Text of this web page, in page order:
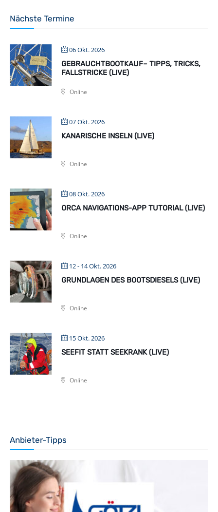
Nächste Termine
06 Okt. 2026
GEBRAUCHTBOOTKAUF– TIPPS, TRICKS,
FALLSTRICKE (LIVE)
Online
07 Okt. 2026
KANARISCHE INSELN (LIVE)
Online
08 Okt. 2026
ORCA NAVIGATIONS-APP TUTORIAL (LIVE)
Online
12 - 14 Okt. 2026
GRUNDLAGEN DES BOOTSDIESELS (LIVE)
Online
15 Okt. 2026
SEEFIT STATT SEEKRANK (LIVE)
Online
Anbieter-Tipps